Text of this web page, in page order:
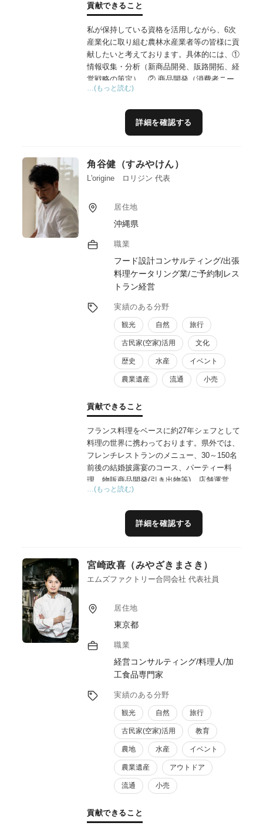
貢献できること
私が保持している資格を活用しながら、6次
産業化に取り組む農林水産業者等の皆様に貢
献したいと考えております。具体的には、①
情報収集・分析（新商品開発、販路開拓、経
営戦略の策定）、② 商品開発（消費者ニー
ズや市場動向を分析し、ニーズに合致した新
のネーミングやパッケージデザイン、広告文
案なども作成支援、インフルエンサーマーケ
ーケティング戦略を立案・実行、SNSやWeb
サイトなどを活用した販促活動）、④人材育
海外進出支援など様々な形で6次産業化に取
り組む農林水産業者等の皆様を支援して行き
たいと考えております。また、ブランドマネ
ージャー1級、プラクティショナー（インタ
ーナルブランディング）の資格を活用したブ
ランディングの支援も行ってまいります。
…(もっと読む)
詳細を確認する
角谷健（すみやけん）
L'origine ロリジン 代表
居住地
沖縄県
職業
フード設計コンサルティング/出張
料理ケータリング業/ご予約制レス
トラン経営
実績のある分野
観光 自然 旅行
古民家(空家)活用 文化
歴史 水産 イベント
農業遺産 流通 小売
貢献できること
フランス料理をベースに約27年シェフとして
料理の世界に携わっております。県外では、
フレンチレストランのメニュー、30～150名
前後の結婚披露宴のコース、パーティー料
理、物販商品開発(引き出物等)、店舗運営、
全国約40店舗の監修、各都道府県生産者様と
ました。＊生産者様をお招きをして食事会も
幾度と開催してきました。現在、沖縄本島を
レーション含め)、生産者様の食材を商品開
発(物販、飲食等)に携わっております。その
出事業アドバイザーとして生産者様と飲食店
をつなげるイベントやキッチンカー試食付き
産地ツアー、沖縄の魅力発信、継承等を行っ
ております。食の大切さ、食を通じて地域、
社会にこの経験を活かしたい、お役に立ちた
いと考えております。
…(もっと読む)
詳細を確認する
宮崎政喜（みやざきまさき）
エムズファクトリー合同会社 代表社員
居住地
東京都
職業
経営コンサルティング/料理人/加
工食品専門家
実績のある分野
観光 自然 旅行
古民家(空家)活用 教育
農地 水産 イベント
農業遺産 アウトドア
流通 小売
貢献できること